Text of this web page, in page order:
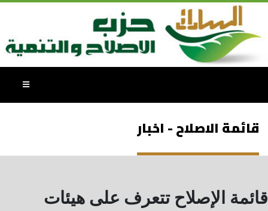
قائمة الاصلاح - اخبار
قائمة الإصلاح تتعرف على هيئات